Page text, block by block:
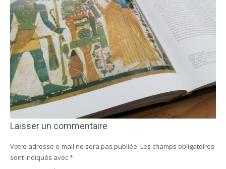
Laisser un commentaire
Votre adresse e-mail ne sera pas publiée. Les champs obligatoires
sont indiqués avec*